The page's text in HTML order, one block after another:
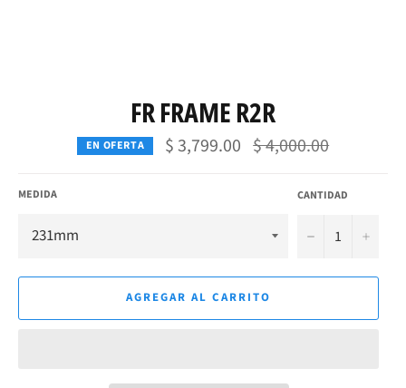
FR FRAME R2R
EN OFERTA $ 3,799.00 Precio
habitual
$ 4,000.00
MEDIDA CANTIDAD
− +
AGREGAR AL CARRITO